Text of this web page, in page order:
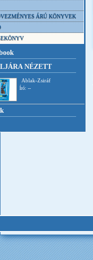
ÁRÚ KÖNYVEK
NÉZETT
Ablak-Zsiráf
Író: --